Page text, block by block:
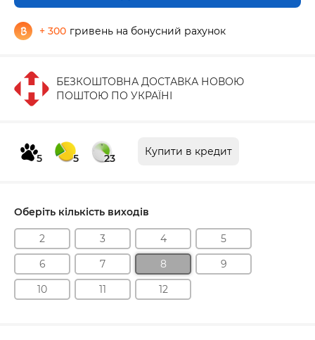
+ 300 гривень на бонусний рахунок
БЕЗКОШТОВНА ДОСТАВКА НОВОЮ
ПОШТОЮ ПО УКРАЇНІ
5 5 23
Купити в кредит
Оберіть кількість виходів
2 3 4
5
6
7 8
9
10
11 12